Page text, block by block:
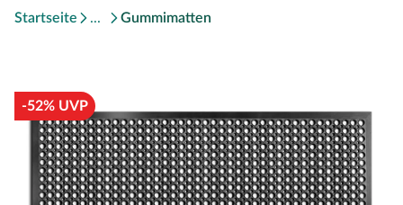
Startseite Gummimatten
-52% UVP